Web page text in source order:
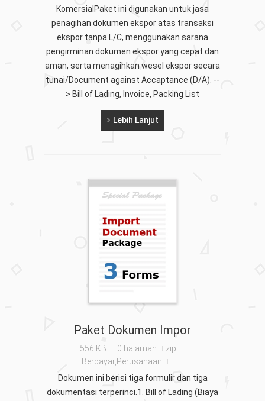
KomersialPaket ini digunakan untuk jasa
penagihan dokumen ekspor atas transaksi
ekspor tanpa L/C, menggunakan sarana
pengirminan dokumen ekspor yang cepat dan
aman, serta menagihkan wesel ekspor secara
tunai/Document against Accaptance (D/A). --
> Bill of Lading, Invoice, Packing List
Lebih Lanjut
Paket Dokumen Impor
556 KB 0 halaman
zip
Berbayar,Perusahaan
Dokumen ini berisi tiga formulir dan tiga
dokumentasi terperinci.1. Bill of Lading (Biaya